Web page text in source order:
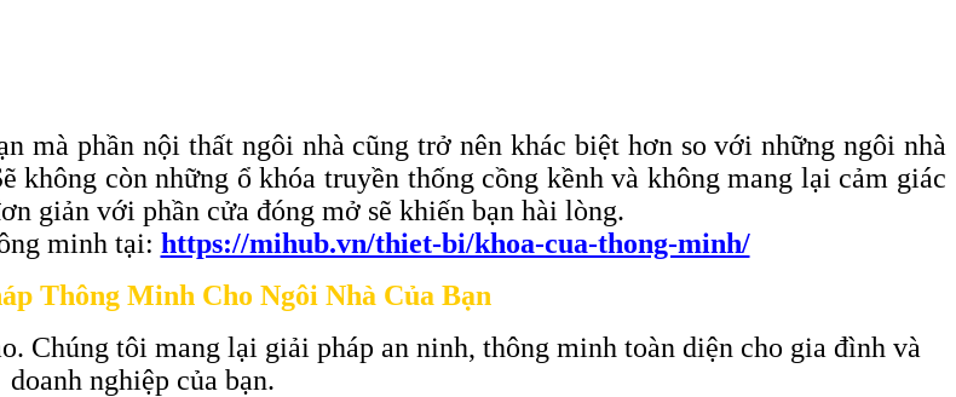
mà phần nội thất ngôi nhà cũng trở nên khác biệt hơn so với những ngôi nhà
còn những ổ khóa truyền thống cồng kềnh và không mang lại cảm giác
giản với phần cửa đóng mở sẽ khiến bạn hài lòng.
minh tại: https://mihub.vn/thiet-bi/khoa-cua-thong-minh/
Thông Minh Cho Ngôi Nhà Của Bạn
Chúng tôi mang lại giải pháp an ninh, thông minh toàn diện cho gia đình và
doanh nghiệp của bạn.